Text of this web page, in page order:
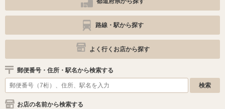
路線・駅から探す
よく行くお店から探す
郵便番号・住所・駅名から検索する
お店の名前から検索する